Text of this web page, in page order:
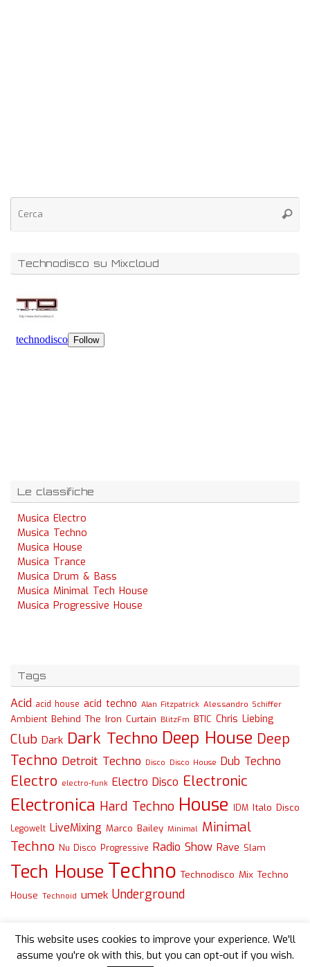
Technodisco su Mixcloud
Le classifiche
Musica Electro
Musica Techno
Musica House
Musica Trance
Musica Drum & Bass
Musica Minimal Tech House
Musica Progressive House
Tags
Acid acid house acid techno Alan Fitzpatrick Alessandro Schiffer
Ambient Behind The Iron Curtain BlitzFm BTIC Chris Liebing
Club Dark Dark Techno Deep House Deep
Techno Detroit Techno Disco Disco House Dub Techno
Electro electro-funk Electro Disco Electronic
Electronica Hard Techno House IDM Italo Disco
Legowelt LiveMixing Marco Bailey Minimal Minimal
Techno Nu Disco Progressive Radio Show Rave Slam
Tech House Techno Technodisco Mix Techno
House Technoid umek Underground
This website uses cookies to improve your experience. We'll
assume you're ok with this, but you can opt-out if you wish.